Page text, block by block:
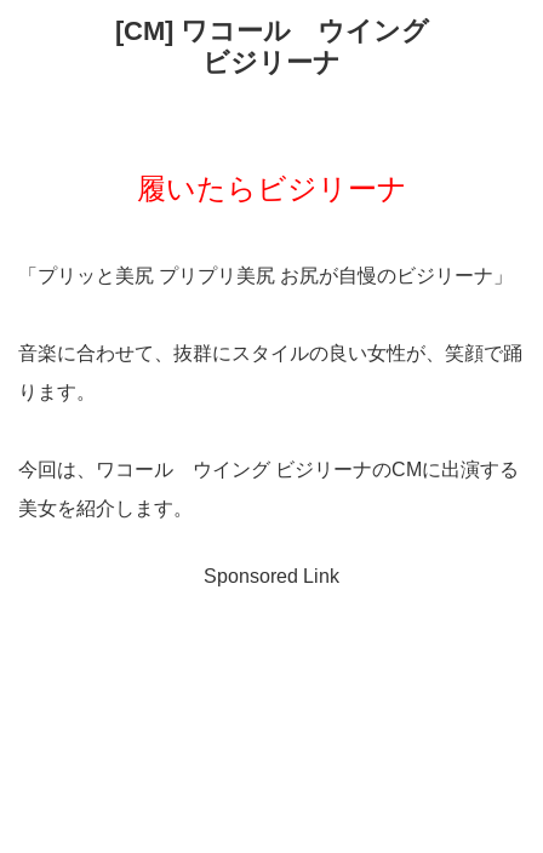
[CM] ワコール ウイング
ビジリーナ
履いたらビジリーナ
「プリッと美尻 プリプリ美尻 お尻が自慢のビジリーナ」
音楽に合わせて、抜群にスタイルの良い女性が、笑顔で踊
ります。
今回は、ワコール ウイング ビジリーナのCMに出演する
美女を紹介します。
Sponsored Link